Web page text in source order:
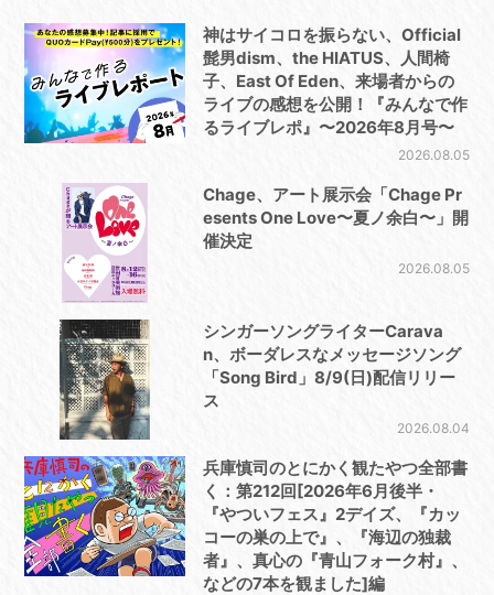
神はサイコロを振らない、Official
髭男dism、the HIATUS、人間椅
子、East Of Eden、来場者からの
ライブの感想を公開！『みんなで作
るライブレポ』〜2026年8月号〜
2026.08.05
Chage、アート展示会「Chage Pr
esents One Love〜夏ノ余白〜」開
催決定
2026.08.05
シンガーソングライターCarava
n、ボーダレスなメッセージソング
「Song Bird」8/9(日)配信リリー
ス
2026.08.04
兵庫慎司のとにかく観たやつ全部書
く：第212回[2026年6月後半・
『やついフェス』2デイズ、『カッ
コーの巣の上で』、『海辺の独裁
者』、真心の『青山フォーク村』、
などの7本を観ました]編